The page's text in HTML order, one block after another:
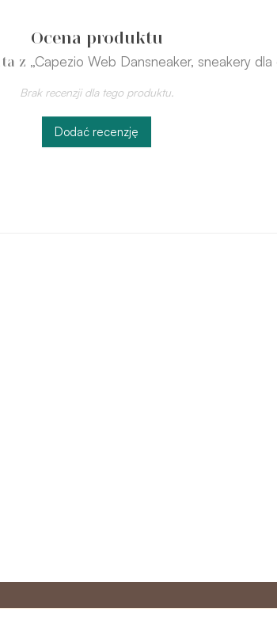
Ocena produktu
z „Capezio Web Dansneaker, sneakery dla
Brak recenzji dla tego produktu.
Dodać recenzję